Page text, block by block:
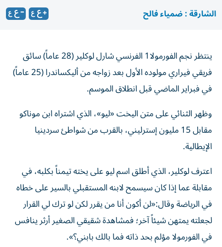
الشارقة : ضمياء فالح
ينتظر نجم الفورمولا1 الفرنسي شارل لوكلير (28 عاماً) سائق
فريقي فيراري مولوده الأول بعد زواجه من أليكساندرا (25 عاماً)
في فبراير الماضي قبل انطلاق الموسم.
وظهر الثنائي على متن اليخت «ليو»، الذي اشتراه ابن موناكو
مقابل 15 مليون إسترليني، بالقرب من شواطئ سردينيا
الإيطالية.
اعترف لوكلير، الذي أطلق اسم ليو على يخته تيمناً بكلبه، في
مقابلة عما إذا كان سيسمح لابنه المستقبلي بالسير على خطاه
في الرياضة وقال:«لن أكون أنا من يقرر لكن لو ترك لي القرار
لجعلته يمتهن شيئاً آخر؛ فمشاهدة شقيقي الصغير أرثر ينافس
في الفورمولا مؤلم بحد ذاته فما بالك بابني؟».